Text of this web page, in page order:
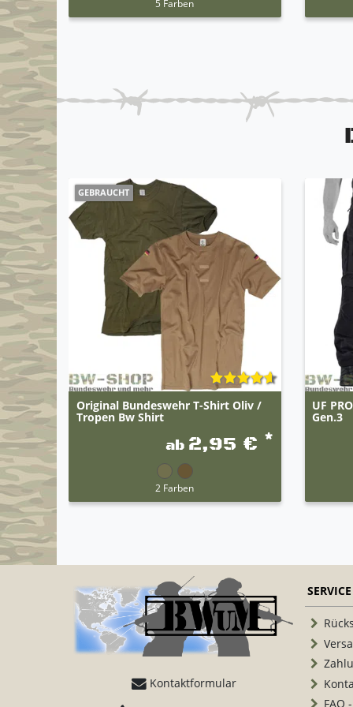
5 Farben
GEBRAUCHT
Original Bundeswehr T-Shirt Oliv /
Tropen Bw Shirt
ab 2,95 € *
2 Farben
UF
Gen.3
Kontaktformular
SERVICE
FAQ